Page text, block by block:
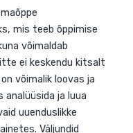
teemaõppe